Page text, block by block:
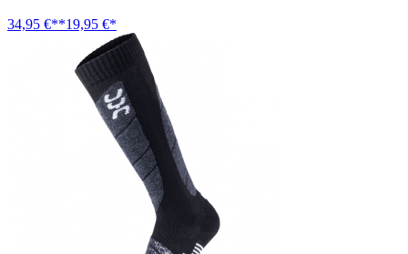
34,95 €**19,95 €*